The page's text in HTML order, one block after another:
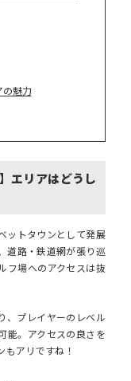
の魅力
エリアはどうし
ットタウンとして発展
道路・鉄道網が張り巡
フ場へのアクセスは抜
、プレイヤーのレベル
能。アクセスの良さを
もアリですね！